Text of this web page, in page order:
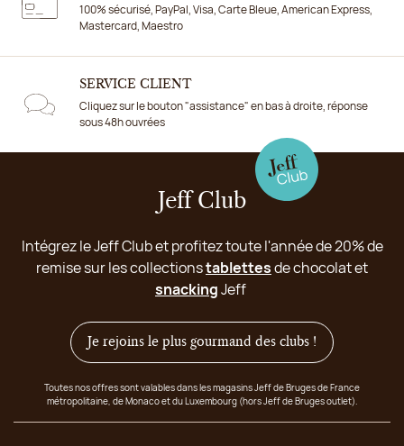
100% sécurisé, PayPal, Visa, Carte Bleue, American Express,
Mastercard, Maestro
SERVICE CLIENT
Cliquez sur le bouton "assistance" en bas à droite, réponse
sous 48h ouvrées
Jeff Club
Intégrez le Jeff Club et profitez toute l'année de 20% de
remise sur les collectionstablettesde chocolat et
snackingJeff
Je rejoins le plus gourmand des clubs !
Toutes nos offres sont valables dans les magasins Jeff de Bruges de France
métropolitaine, de Monaco et du Luxembourg (hors Jeff de Bruges outlet).